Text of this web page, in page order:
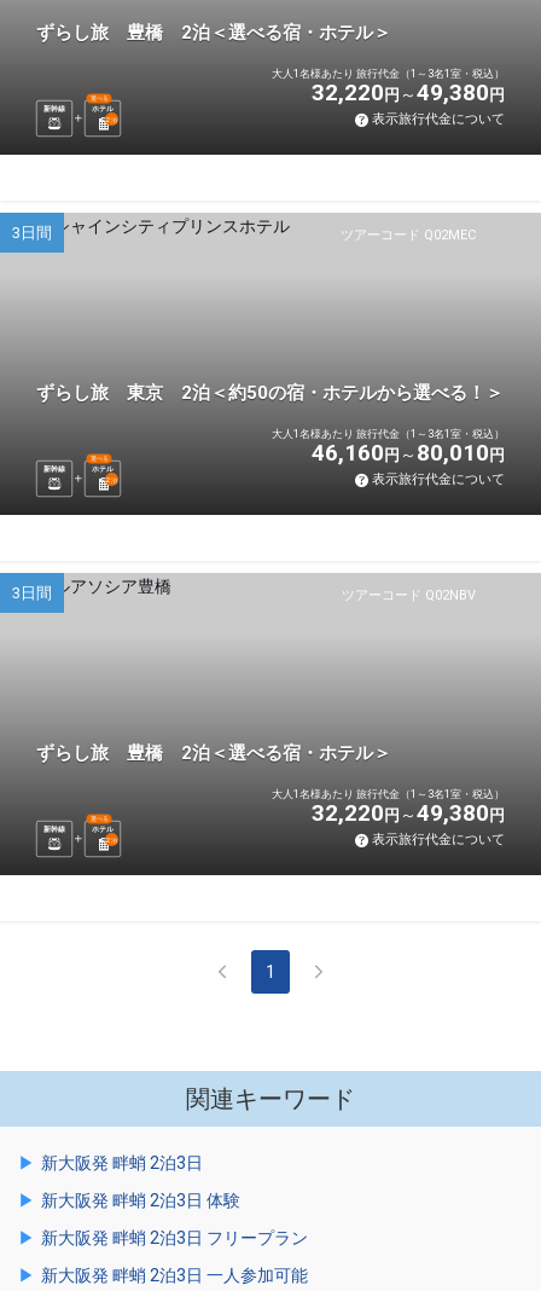
ずらし旅 豊橋 2泊＜選べる宿・ホテル＞
新幹線 ホテル
選べる
2泊
大人1名様あたり 旅行代金（1～3名1室・税込）
32,220 円 49,380 円
表示旅行代金について
ツアーコード Q02MEC
3日間
ずらし旅 東京 2泊＜約50の宿・ホテルから選べる！＞
新幹線 ホテル
選べる
2泊
大人1名様あたり 旅行代金（1～3名1室・税込）
46,160 円 80,010 円
表示旅行代金について
ツアーコード Q02NBV
3日間
ずらし旅 豊橋 2泊＜選べる宿・ホテル＞
新幹線 ホテル
選べる
2泊
大人1名様あたり 旅行代金（1～3名1室・税込）
32,220 円 49,380 円
表示旅行代金について
1
関連キーワード
新大阪発 畔蛸 2泊3日
新大阪発 畔蛸 2泊3日 体験
新大阪発 畔蛸 2泊3日 フリープラン
新大阪発 畔蛸 2泊3日 一人参加可能